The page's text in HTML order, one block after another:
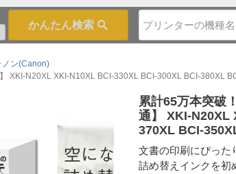
ノン(Canon)
XKI-N20XL XKI-N10XL BCI-330XL BCI-300XL BCI-380XL
累計65万本突破
通】 XKI-N20XL
370XL BCI-
文書の印刷にぴった
詰め替えインクを初